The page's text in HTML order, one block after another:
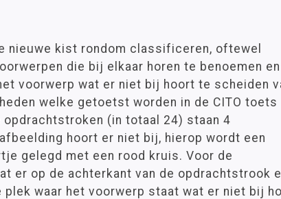
nieuwe kist rondom classificeren, oftewel
die bij elkaar horen te benoemen
voorwerp wat er niet bij hoort te scheiden
welke getoetst worden in de CITO toets
opdrachtstroken (in totaal 24) staan 4
hoort er niet bij, hierop wordt een
gelegd met een rood kruis. Voor de
er op de achterkant van de opdrachtstrook
plek waar het voorwerp staat wat er niet bij